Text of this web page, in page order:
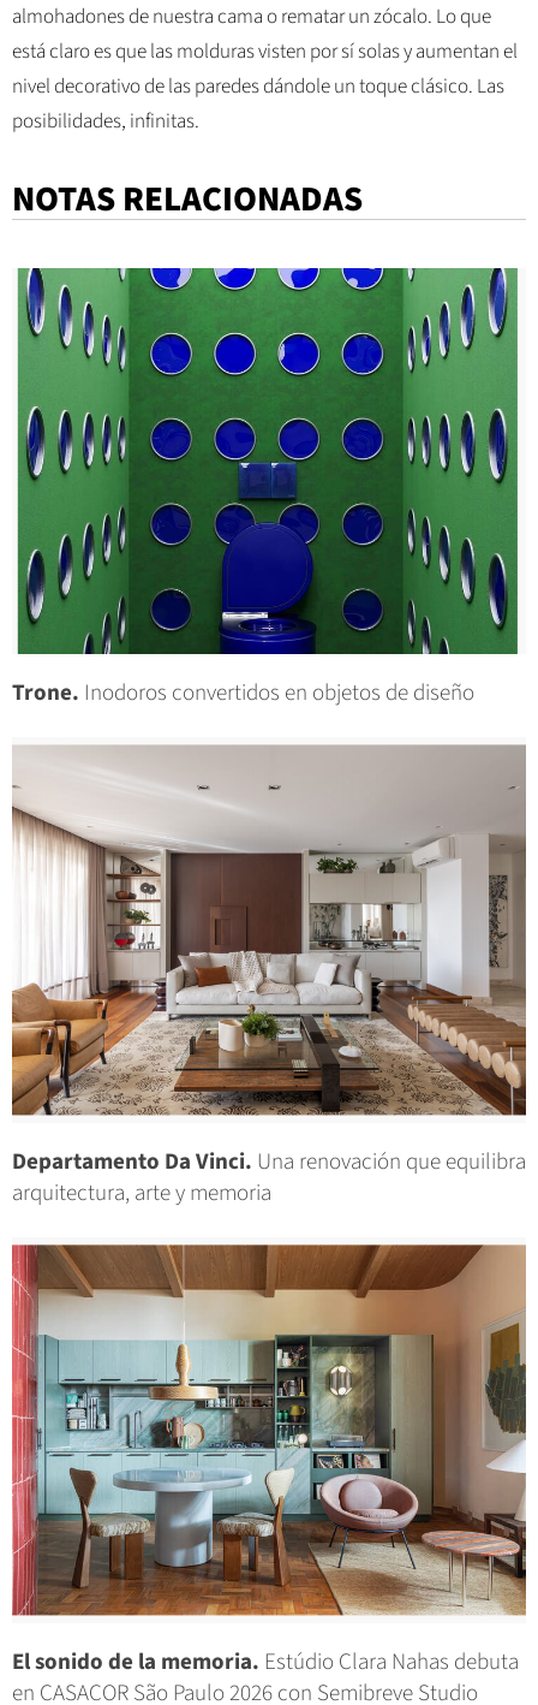
almohadones de nuestra cama o rematar un zócalo. Lo que
está claro es que las molduras visten por sí solas y aumentan el
nivel decorativo de las paredes dándole un toque clásico. Las
posibilidades, infinitas.
NOTAS RELACIONADAS
Trone. Inodoros convertidos en objetos de diseño
Departamento Da Vinci. Una renovación que equilibra
arquitectura, arte y memoria
El sonido de la memoria. Estúdio Clara Nahas debuta
en CASACOR São Paulo 2026 con Semibreve Studio